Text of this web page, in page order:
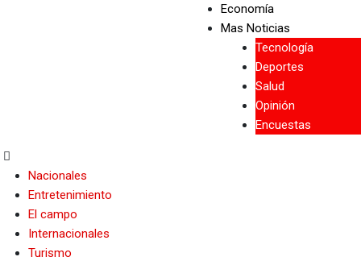
Economía
Mas Noticias
Tecnología
Deportes
Salud
Opinión
Encuestas
Nacionales
Entretenimiento
El campo
Internacionales
Turismo